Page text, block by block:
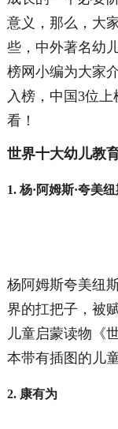
意义，那么，大
些，中外著名幼
榜网小编为大家
入榜，中国3位
看！
世界十大幼儿教
1. 杨·阿姆斯·夸美
杨阿姆斯夸美纽
界的扛把子，被
儿童启蒙读物《
本带有插图的儿
2. 康有为